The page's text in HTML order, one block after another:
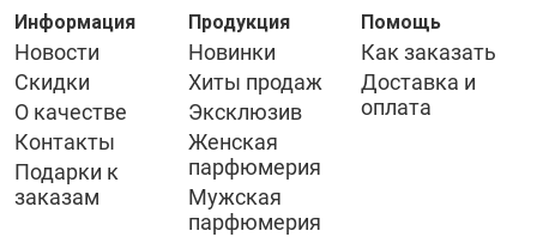
Информация
Новости
Скидки
О качестве
Контакты
Подарки к
заказам
Продукция
Новинки
Хиты продаж
Эксклюзив
Женская
парфюмерия
Мужская
парфюмерия
Помощь
Как заказать
Доставка и
оплата